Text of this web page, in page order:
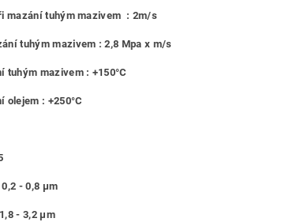
mazání tuhým mazivem : 2m/s
tuhým mazivem : 2,8 Mpa x m/s
tuhým mazivem : +150°C
olejem : +250°C
- 0,8 μm
- 3,2 μm